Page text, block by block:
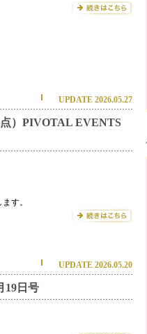
UPDATE 2026.05.27
点）PIVOTAL EVENTS
す。
UPDATE 2026.05.20
19日号